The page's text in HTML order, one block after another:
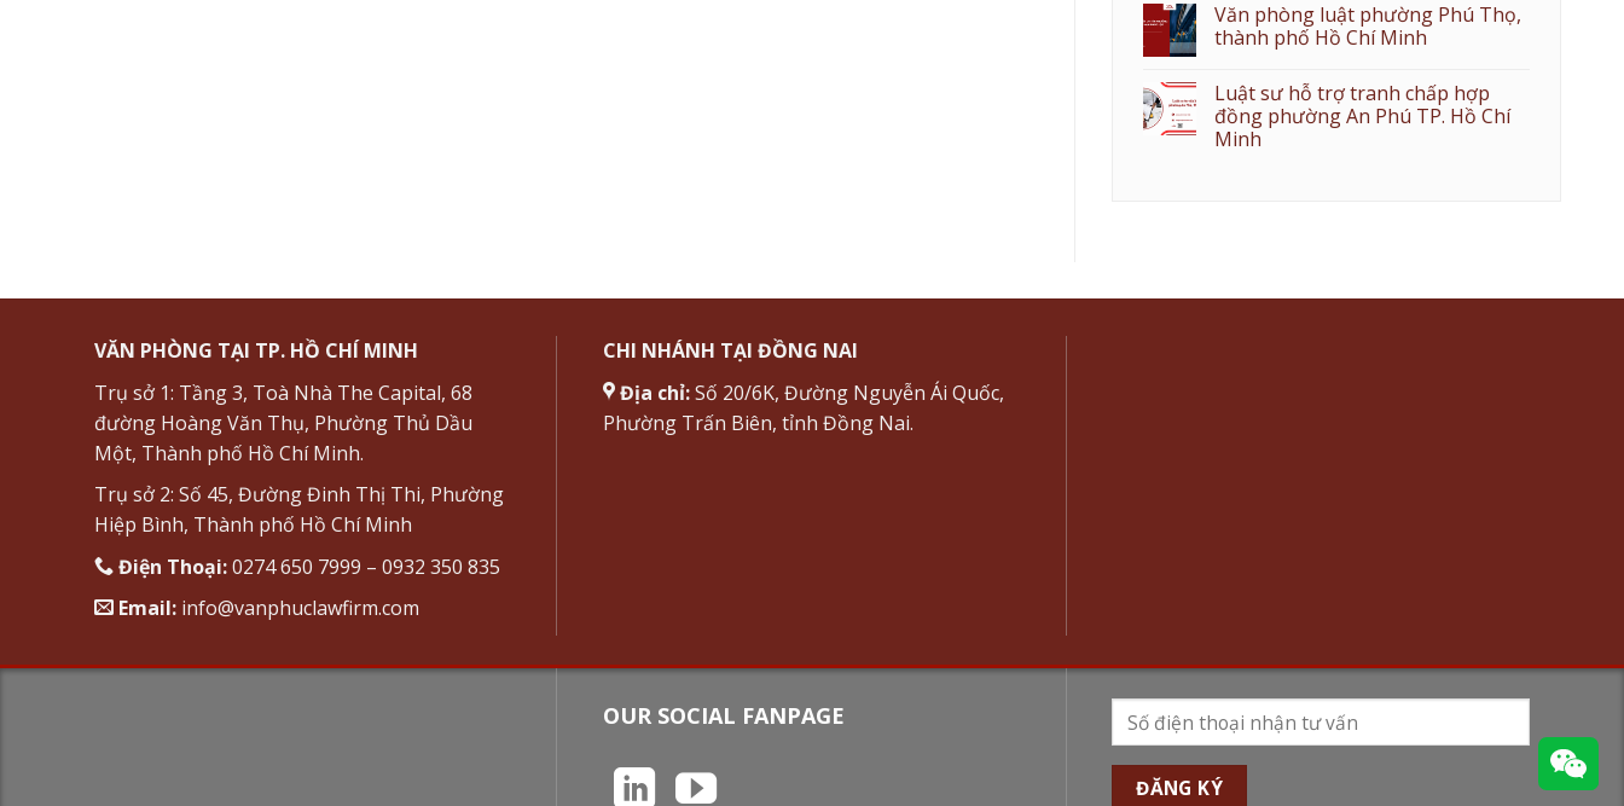
Văn phòng luật phường Phú Thọ,
thành phố Hồ Chí Minh
Luật sư hỗ trợ tranh chấp hợp
đồng phường An Phú TP. Hồ Chí
Minh
VĂN PHÒNG TẠI TP. HỒ CHÍ MINH
Trụ sở 1: Tầng 3, Toà Nhà The Capital, 68
đường Hoàng Văn Thụ, Phường Thủ Dầu
Một, Thành phố Hồ Chí Minh.
Trụ sở 2: Số 45, Đường Đinh Thị Thi, Phường
Hiệp Bình, Thành phố Hồ Chí Minh
Điện Thoại:0274 650 7999 – 0932 350 835
Email: info@vanphuclawfirm.com
CHI NHÁNH TẠI ĐỒNG NAI
Địa chỉ:Số 20/6K, Đường Nguyễn Ái Quốc,
Phường Trấn Biên, tỉnh Đồng Nai.
OUR SOCIAL FANPAGE